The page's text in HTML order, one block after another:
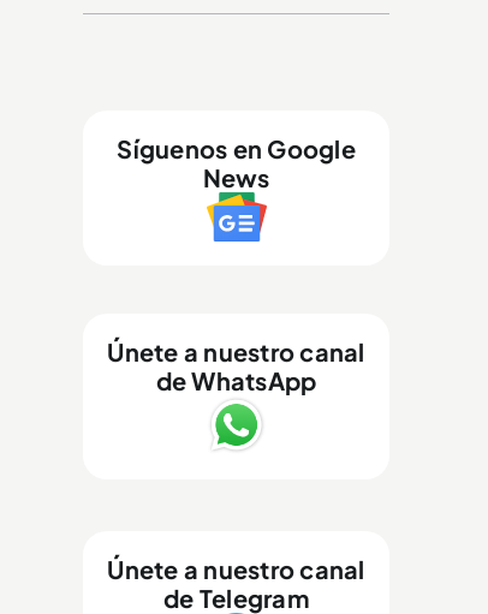
Síguenos en Google
News
Únete a nuestro canal
de WhatsApp
Únete a nuestro canal
de Telegram